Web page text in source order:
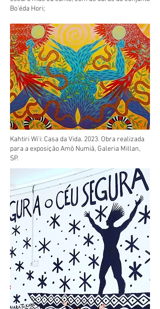
Bo’éda Hori;
Kahtiri Wi'i: Casa da Vida. 2023. Obra realizada
para a exposição Amõ Numiã, Galeria Millan,
SP.